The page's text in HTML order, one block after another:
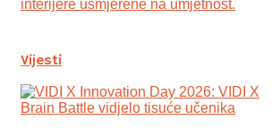
interijere usmjerene na umjetnost.
Vijesti